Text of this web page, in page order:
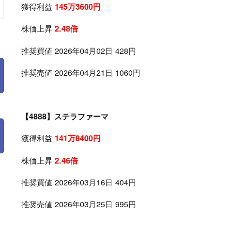
獲得利益 145万3600円
株価上昇 2.48倍
推奨買値 2026年04月02日 428円
推奨売値 2026年04月21日 1060円
【4888】ステラファーマ
獲得利益 141万8400円
株価上昇 2.46倍
推奨買値 2026年03月16日 404円
推奨売値 2026年03月25日 995円